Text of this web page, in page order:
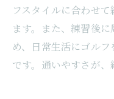
フスタイルに合わせ
ます。また、練習後
め、日常生活にゴル
です。通いやすさが、